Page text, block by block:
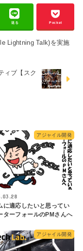
送る Pocket
Lightning Talk)を実施
ィブ【スク
アジャイル開発
に適応したいと思ってい
ターフォールのPMさんへ
アジャイル開発